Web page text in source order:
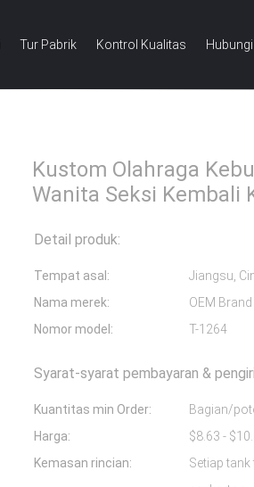
Tur Pabrik Kontrol Kualitas
Kustom Olahraga
Wanita Seksi Kembali
Detail produk:
Tempat asal:
Jiangsu,
Nama merek:
OEM Brand
Nomor model:
T-1264
Syarat-syarat pembayaran &
Kuantitas min Order:
Bagian/
Harga:
Kemasan rincian:
Setiap